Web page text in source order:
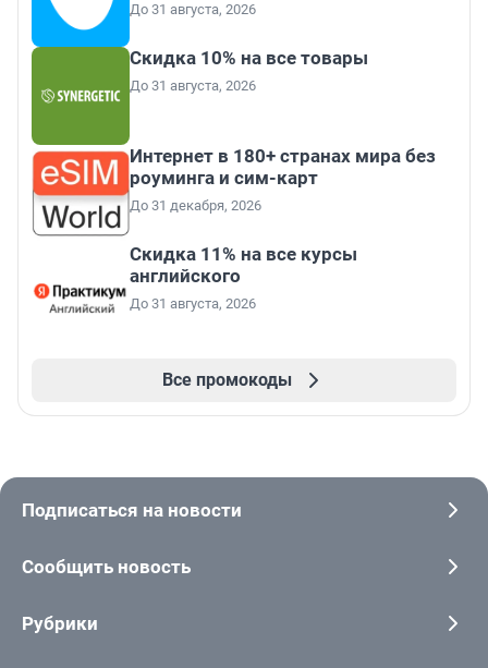
До 31 августа, 2026
Скидка 10% на все товары
До 31 августа, 2026
Интернет в 180+ странах мира без
роуминга и сим-карт
До 31 декабря, 2026
Скидка 11% на все курсы
английского
До 31 августа, 2026
Все промокоды
Подписаться на новости
Сообщить новость
Рубрики